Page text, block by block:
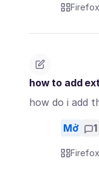
Firefox
how to add
how do i add
Mở 1
Firefox